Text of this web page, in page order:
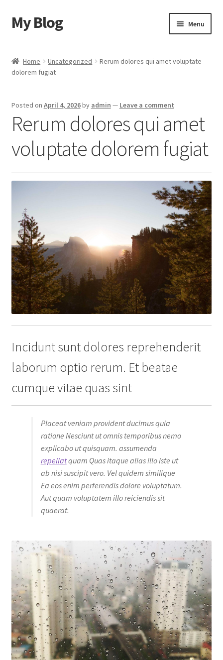
Skip
to
Skip
to
My Blog Menu
Cart
Checkout
My account
Sample Page
Shop
Home Uncategorized
Rerum dolores qui amet voluptate
dolorem fugiat
Posted on April 4, 2026by admin — Leave a comment
Rerum dolores qui amet
voluptate dolorem fugiat
Incidunt sunt dolores reprehenderit
laborum optio rerum. Et beatae
cumque vitae quas sint
Placeat veniam provident ducimus quia
ratione Nesciunt ut omnis temporibus nemo
explicabo ut quisquam. assumenda
repellatquam Quas itaque alias illo Iste ut
ab nisi suscipit vero. Vel quidem similique
Ea eos enim perferendis dolore voluptatum.
Aut quam voluptatem illo reiciendis sit
quaerat.